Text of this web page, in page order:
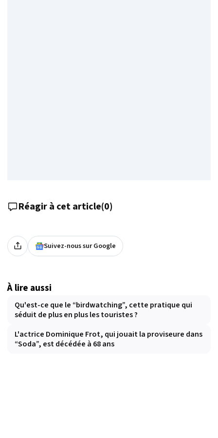
Réagir à cet article(0)
Suivez-nous sur Google
À lire aussi
Qu'est-ce que le “birdwatching”, cette pratique qui
séduit de plus en plus les touristes ?
L'actrice Dominique Frot, qui jouait la proviseure dans
“Soda”, est décédée à 68 ans